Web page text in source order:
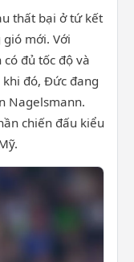
thất bại ở tứ kết
mới. Với
có đủ tốc độ và
đó, Đức đang
Nagelsmann.
chiến đấu kiểu